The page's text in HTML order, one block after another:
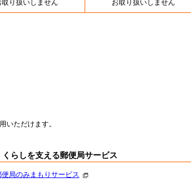
取り扱いしません お取り扱いしません
いただけます。
くらしを支える郵便局サービス
便局のみまもりサービス